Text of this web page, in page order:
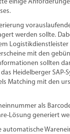
einige
werden sollte.
mit den
sollten
Heidelberger
Matching mit den
als
Lösung generiert